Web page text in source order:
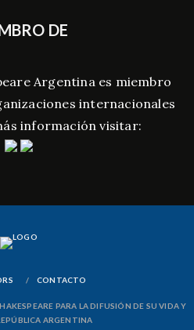
DE
Argentina es miembro
internacionales
información visitar:
CONTACTO
PARA LA DIFUSIÓN DE SU VIDA Y
ARGENTINA